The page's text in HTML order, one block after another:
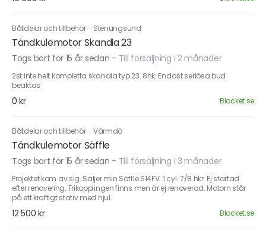
Båtdelar och tillbehör · Stenungsund
Tändkulemotor Skandia 23
Togs bort för 15 år sedan - Till försäljning i 2 månader
2st inte helt kompletta skandia typ 23. 8hk. Endast seriösa bud
beaktas
0 kr Blocket.se
Båtdelar och tillbehör · Värmdö
Tändkulemotor Säffle
Togs bort för 15 år sedan - Till försäljning i 3 månader
Projektet kom av sig. Säljer min Säffle S14FV. 1 cyl. 7/8 hkr. Ej startad
efter renovering. Frikopplingen finns men är ej renoverad. Motorn står
på ett kraftigt stativ med hjul.
12 500 kr Blocket.se